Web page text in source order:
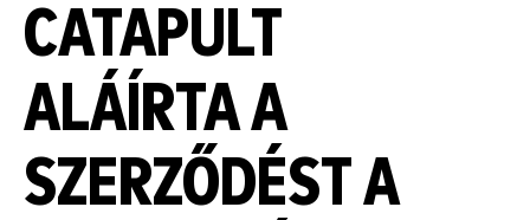
CATAPULT
ALÁÍRTA A
SZERZŐDÉST A